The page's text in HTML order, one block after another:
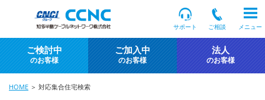
サポート ご相談 メニュー
ご検討中
のお客様
ご加入中
のお客様
法人
のお客様
HOME ＞ 対応集合住宅検索